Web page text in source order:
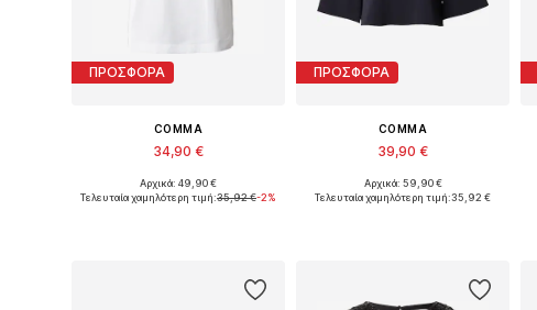
ΠΡΟΣΦΟΡΑ
COMMA
34,90 €
Αρχικά: 49,90 €
Τελευταία χαμηλότερη τιμή:35,92 €-2%
ΠΡΟΣΦΟΡΑ
COMMA
39,90 €
Αρχικά: 59,90 €
Τελευταία χαμηλότερη τιμή:35,92 €